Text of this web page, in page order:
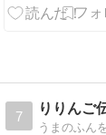
ボスは「じげ
日（月）5：
59まで。
7
りりんご
うまのふん